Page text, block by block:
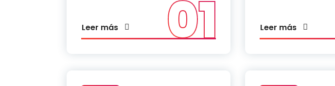
Leer más 01 Leer más